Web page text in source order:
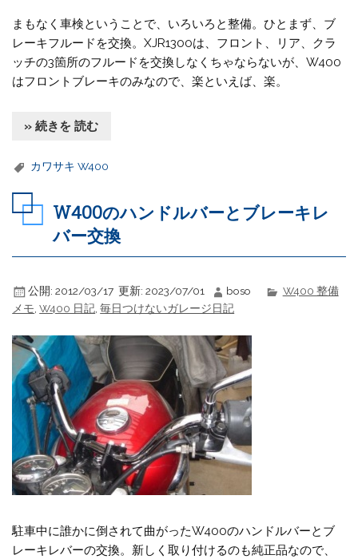
まもなく車検ということで、いろいろと整備。ひとまず、ブ
レーキフルードを交換。XJR1300は、フロント、リア、クラ
ッチの3箇所のフルードを交換しなくちゃならないが、W400
はフロントブレーキのみなので、楽といえば、楽。
» 続きを 読む
カワサキ W400
W400のハンドルバーとブレーキレ
バー交換
公開: 2012/03/17 更新: 2023/07/01 boso
W400 整備
メモ ,W400 日記 ,毎日つけないガレージ日記
駐車中に誰かに倒されて曲がったW400のハンドルバーとブ
レーキレバーの交換。新しく取り付けるのも純正品なので、